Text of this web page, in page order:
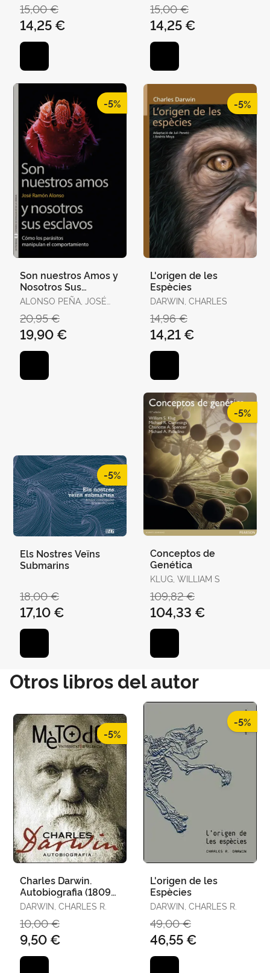
15,00 €
14,25 €
15,00 €
14,25 €
-5%
Son nuestros Amos y
Nosotros Sus
Esclavos
ALONSO PEÑA, JOSÉ
20,95 €
19,90 €
-5%
L'origen de les
Espècies
DARWIN, CHARLES
14,96 €
14,21 €
-5%
Els Nostres Veïns
Submarins
18,00 €
17,10 €
-5%
Conceptos de
Genética
KLUG, WILLIAM S
109,82 €
104,33 €
Otros libros del autor
-5%
Charles Darwin.
Autobiografia (1809-
1882)
DARWIN, CHARLES R.
10,00 €
9,50 €
-5%
L'origen de les
Espècies
DARWIN, CHARLES R.
49,00 €
46,55 €